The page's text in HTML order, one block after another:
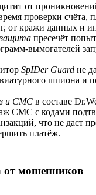
от
проверки счёта,
от кражи данных и
пресечёт
вымогателей
SpIDer Guard не
шпиона и
и СМС в составе
СМС с кодами
что не даст
платёж.
от мошенников